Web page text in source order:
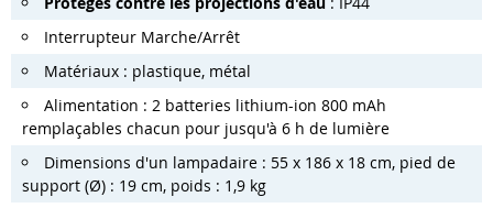
Interrupteur Marche/Arrêt
Matériaux : plastique, métal
Alimentation : 2 batteries lithium-ion 800 mAh
remplaçables chacun pour jusqu'à 6 h de lumière
Dimensions d'un lampadaire : 55 x 186 x 18 cm, pied de
support (Ø) : 19 cm, poids : 1,9 kg